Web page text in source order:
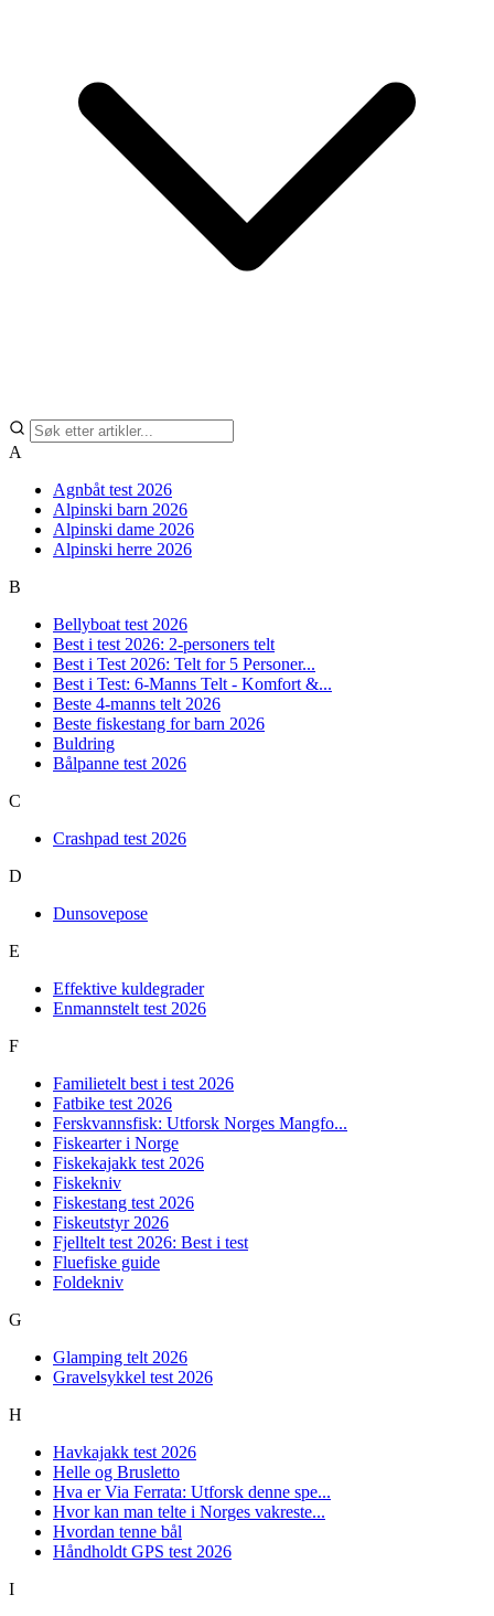
A
Agnbåt test 2026
Alpinski barn 2026
Alpinski dame 2026
Alpinski herre 2026
B
Bellyboat test 2026
Best i test 2026: 2-personers telt
Best i Test 2026: Telt for 5 Personer...
Best i Test: 6-Manns Telt - Komfort &...
Beste 4-manns telt 2026
Beste fiskestang for barn 2026
Buldring
Bålpanne test 2026
C
Crashpad test 2026
D
Dunsovepose
E
Effektive kuldegrader
Enmannstelt test 2026
F
Familietelt best i test 2026
Fatbike test 2026
Ferskvannsfisk: Utforsk Norges Mangfo...
Fiskearter i Norge
Fiskekajakk test 2026
Fiskekniv
Fiskestang test 2026
Fiskeutstyr 2026
Fjelltelt test 2026: Best i test
Fluefiske guide
Foldekniv
G
Glamping telt 2026
Gravelsykkel test 2026
H
Havkajakk test 2026
Helle og Brusletto
Hva er Via Ferrata: Utforsk denne spe...
Hvor kan man telte i Norges vakreste...
Hvordan tenne bål
Håndholdt GPS test 2026
I